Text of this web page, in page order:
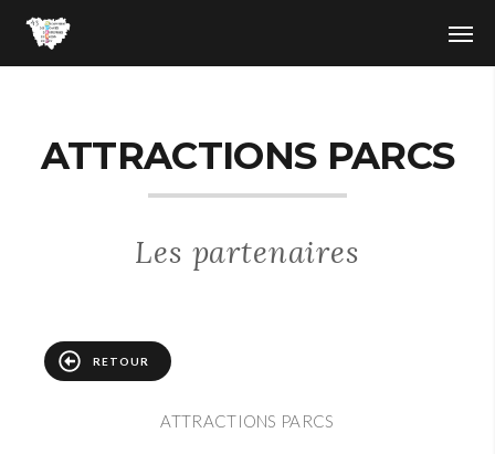
ATTRACTIONS PARCS
Les partenaires
RETOUR
ATTRACTIONS PARCS